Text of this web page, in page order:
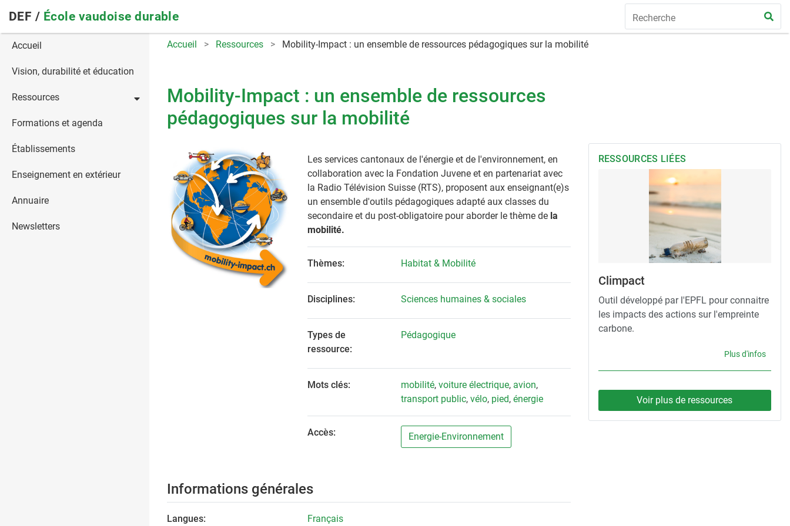
main
navigation
DEF / École vaudoise durable
Main
navigation
Accueil
Vision, durabilité et éducation
Ressources
Formations et agenda
Établissements
Enseignement en extérieur
Annuaire
Newsletters
Accueil Ressources Mobility‑Impact : un ensemble de ressources pédagogiques sur la mobilité
Mobility‑Impact : un ensemble de ressources
pédagogiques sur la mobilité
Les services cantonaux de l'énergie et de l'environnement, en
collaboration avec la Fondation Juvene et en partenariat avec
la Radio Télévision Suisse (RTS), proposent aux enseignant(e)s
un ensemble d'outils pédagogiques adapté aux classes du
secondaire et du post-obligatoire pour aborder le thème de la
mobilité.
Thèmes: Habitat & Mobilité
Disciplines: Sciences humaines & sociales
Types de
ressource:
Pédagogique
Mots clés: mobilité, voiture électrique, avion,
transport public, vélo, pied, énergie
Accès: Energie-Environnement
Informations générales
Langues: Français
RESSOURCES LIÉES
Climpact
Outil développé par l'EPFL pour connaitre
les impacts des actions sur l'empreinte
carbone.
Plus d'infos
Voir plus de ressources